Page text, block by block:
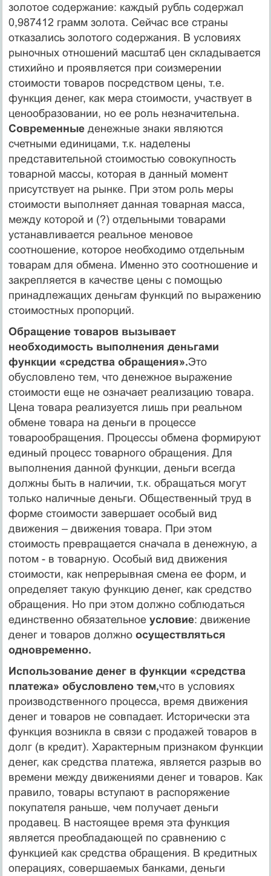
золотое содержание: каждый рубль содержал
0,987412 грамм золота. Сейчас все страны
отказались золотого содержания. В условиях
рыночных отношений масштаб цен складывается
стихийно и проявляется при соизмерении
стоимости товаров посредством цены, т.е.
функция денег, как мера стоимости, участвует в
ценообразовании, но ее роль незначительна.
Современныеденежные знаки являются
счетными единицами, т.к. наделены
представительной стоимостью совокупность
товарной массы, которая в данный момент
присутствует на рынке. При этом роль меры
стоимости выполняет данная товарная масса,
между которой и (?) отдельными товарами
устанавливается реальное меновое
соотношение, которое необходимо отдельным
товарам для обмена. Именно это соотношение и
закрепляется в качестве цены с помощью
принадлежащих деньгам функций по выражению
стоимостных пропорций.
Обращение товаров вызывает
необходимость выполнения деньгами
функции «средства обращения».Это
обусловлено тем, что денежное выражение
стоимости еще не означает реализацию товара.
Цена товара реализуется лишь при реальном
обмене товара на деньги в процессе
товарообращения. Процессы обмена формируют
единый процесс товарного обращения. Для
выполнения данной функции, деньги всегда
должны быть в наличии, т.к. обращаться могут
только наличные деньги. Общественный труд в
форме стоимости завершает особый вид
движения – движения товара. При этом
стоимость превращается сначала в денежную, а
потом - в товарную. Особый вид движения
стоимости, как непрерывная смена ее форм, и
определяет такую функцию денег, как средство
обращения. Но при этом должно соблюдаться
единственно обязательное условие: движение
денег и товаров должно осуществляться
одновременно.
Использование денег в функции «средства
платежа» обусловлено тем,что в условиях
производственного процесса, время движения
денег и товаров не совпадает. Исторически эта
функция возникла в связи с продажей товаров в
долг (в кредит). Характерным признаком функции
денег, как средства платежа, является разрыв во
времени между движениями денег и товаров. Как
правило, товары вступают в распоряжение
покупателя раньше, чем получает деньги
продавец. В настоящее время эта функция
является преобладающей по сравнению с
функцией как средства обращения. В кредитных
операциях, совершаемых банками, деньги